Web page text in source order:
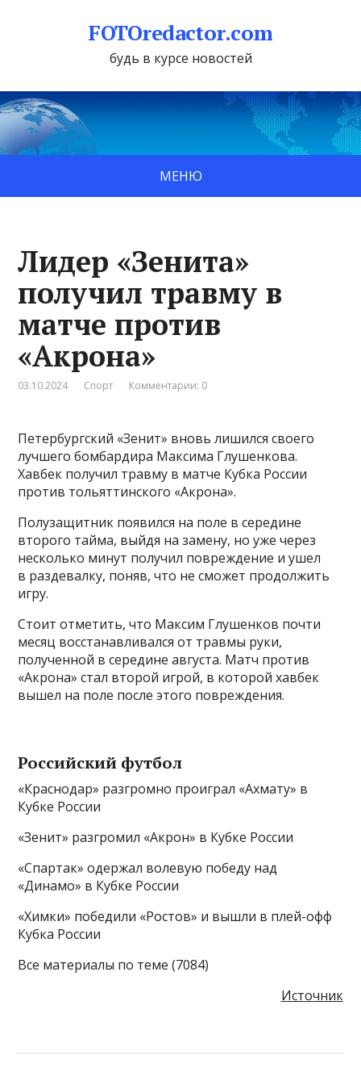
FOTOredactor.com
будь в курсе новостей
МЕНЮ
Лидер «Зенита»
получил травму в
матче против
«Акрона»
03.10.2024 Спорт Комментарии: 0
Петербургский «Зенит» вновь лишился своего
лучшего бомбардира Максима Глушенкова.
Хавбек получил травму в матче Кубка России
против тольяттинского «Акрона».
Полузащитник появился на поле в середине
второго тайма, выйдя на замену, но уже через
несколько минут получил повреждение и ушел
в раздевалку, поняв, что не сможет продолжить
игру.
Стоит отметить, что Максим Глушенков почти
месяц восстанавливался от травмы руки,
полученной в середине августа. Матч против
«Акрона» стал второй игрой, в которой хавбек
вышел на поле после этого повреждения.
Российский футбол
«Краснодар» разгромно проиграл «Ахмату» в
Кубке России
«Зенит» разгромил «Акрон» в Кубке России
«Спартак» одержал волевую победу над
«Динамо» в Кубке России
«Химки» победили «Ростов» и вышли в плей-офф
Кубка России
Все материалы по теме (7084)
Источник